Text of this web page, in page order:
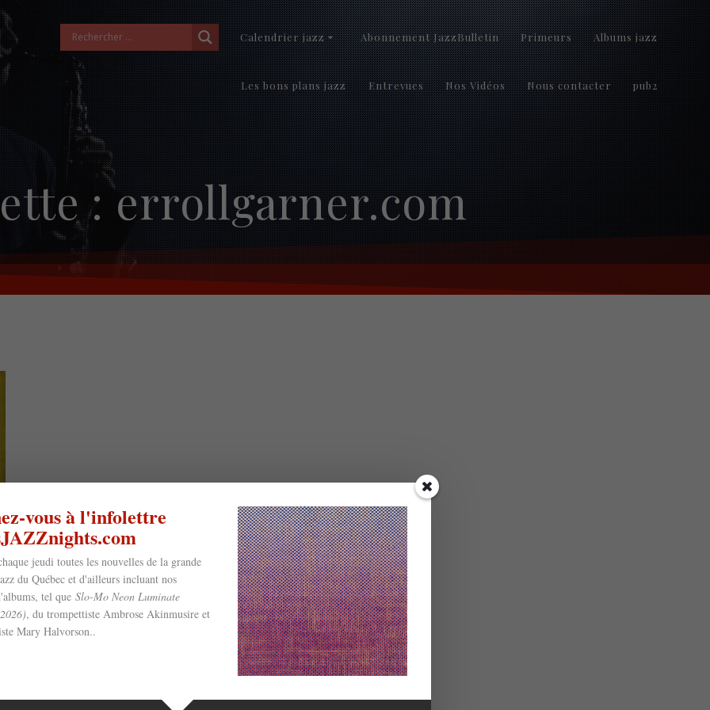
Calendrier jazz Abonnement JazzBulletin Primeurs Albums jazz
Les bons plans jazz Entrevues Nos Vidéos Nous contacter pub2
:errollgarner.com
vous à l'infolettre
jeudi toutes les nouvelles de la grande
du Québec et d'ailleurs incluant nos
tel que Slo-Mo Neon Luminate
, du trompettiste Ambrose Akinmusire et
Mary Halvorson..